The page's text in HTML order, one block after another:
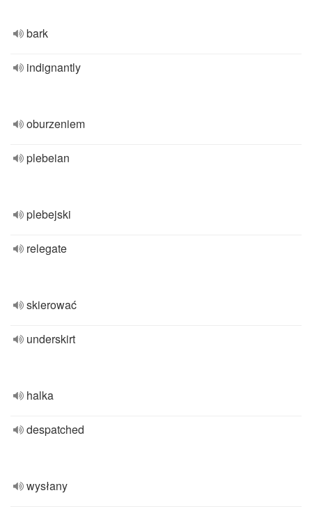
bark
indignantly
oburzeniem
plebeian
plebejski
relegate
skierować
underskirt
halka
despatched
wysłany